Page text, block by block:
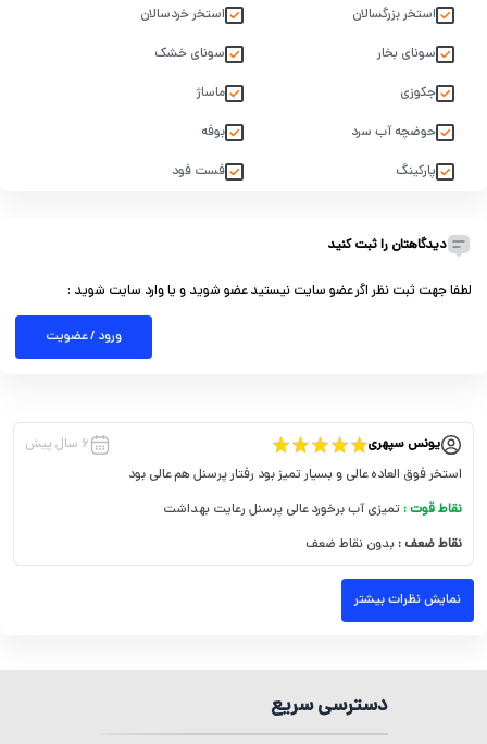
استخر بزرگسالان
استخر خردسالان
سونای بخار
سونای خشک
جکوزی
ماساژ
حوضچه آب سرد
بوفه
پارکینگ
فست فود
دیدگاهتان را ثبت کنید
لطفا جهت ثبت نظر اگر عضو سایت نیستید عضو شوید و یا وارد سایت شوید :
ورود / عضویت
یونس سپهری
۶ سال پیش
استخر فوق العاده عالی و بسیار تمیز بود رفتار پرسنل هم عالی بود
نقاط قوت :تمیزی آب برخورد عالی پرسنل رعایت بهداشت
نقاط ضعف :بدون نقاط ضعف
نمایش نظرات بیشتر
دسترسی سریع